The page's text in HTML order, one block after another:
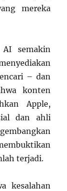
mereka
semakin
– dan
konten
Apple,
dan ahli
terjadi.
kesalahan